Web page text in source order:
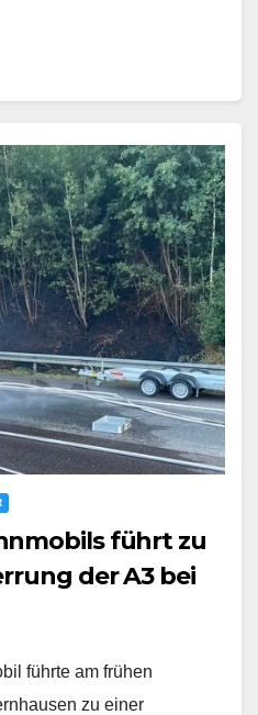
führt zu
der A3 bei
führte am frühen
zu einer